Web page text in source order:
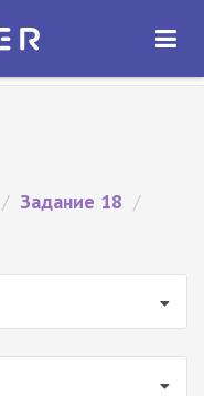
ОТКРЫТЬ
/ Задание 18 /